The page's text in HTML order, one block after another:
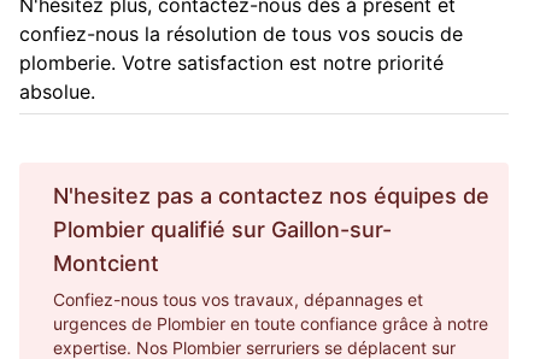
confiez-nous la résolution de tous vos soucis de
plomberie. Votre satisfaction est notre priorité
absolue.
N'hesitez pas a contactez nos équipes de
Plombier qualifié sur Gaillon-sur-
Montcient
Confiez-nous tous vos travaux, dépannages et
urgences de Plombier en toute confiance grâce à notre
expertise. Nos Plombier serruriers se déplacent sur